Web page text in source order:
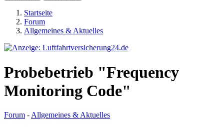
Startseite
Forum
Allgemeines & Aktuelles
Probebetrieb "Frequency
Monitoring Code"
Forum - Allgemeines & Aktuelles